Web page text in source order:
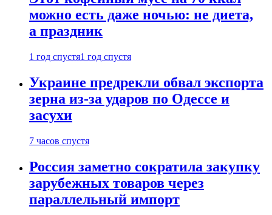
можно есть даже ночью: не диета,
а праздник
1 год спустя1 год спустя
Украине предрекли обвал экспорта
зерна из-за ударов по Одессе и
засухи
7 часов спустя
Россия заметно сократила закупку
зарубежных товаров через
параллельный импорт